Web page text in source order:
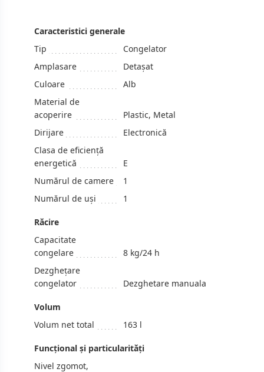
Caracteristici generale
Tip
Congelator
Amplasare
Detașat
Culoare
Alb
Material de
acoperire
Plastic, Metal
Dirijare
Electronică
Clasa de eficiență
energetică
E
Numărul de camere
1
Numărul de uși
1
Răcire
Capacitate
congelare
8 kg/24 h
Dezghețare
congelator
Dezghetare manuala
Volum
Volum net total
163 l
Funcțional și particularități
Nivel zgomot,